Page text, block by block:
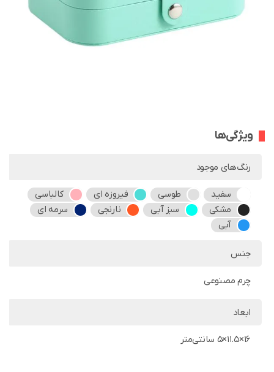
ویژگی‌ها
رنگ‌های موجود
سفید طوسی فیروزه ای
کالباسی
مشکی
سبز آبی نارنجی
سرمه ای
آبی
جنس
چرم مصنوعی
ابعاد
16×11.5×5 سانتی‌متر